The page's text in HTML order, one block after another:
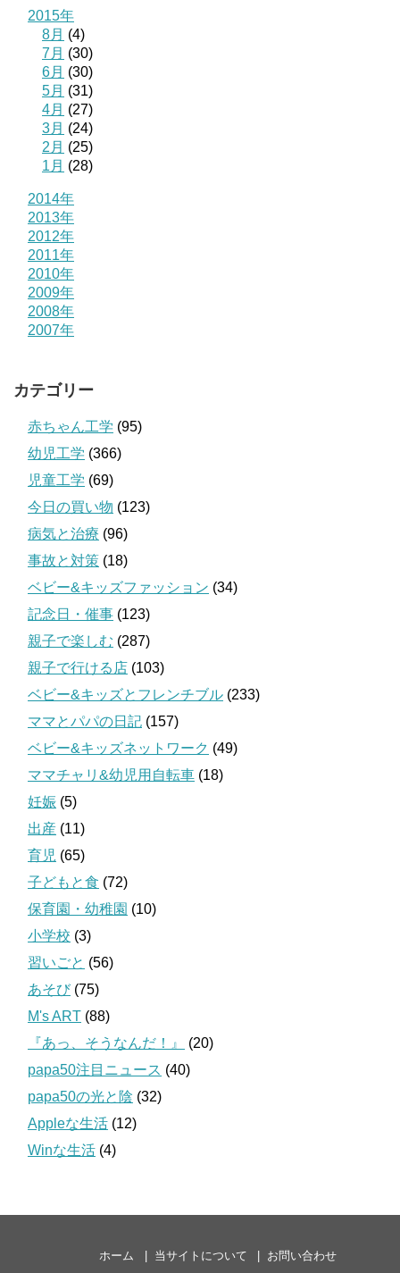
2015年
8月 (4)
7月 (30)
6月 (30)
5月 (31)
4月 (27)
3月 (24)
2月 (25)
1月 (28)
2014年
2013年
2012年
2011年
2010年
2009年
2008年
2007年
カテゴリー
赤ちゃん工学 (95)
幼児工学 (366)
児童工学 (69)
今日の買い物 (123)
病気と治療 (96)
事故と対策 (18)
ベビー&キッズファッション (34)
記念日・催事 (123)
親子で楽しむ (287)
親子で行ける店 (103)
ベビー&キッズとフレンチブル (233)
ママとパパの日記 (157)
ベビー&キッズネットワーク (49)
ママチャリ&幼児用自転車 (18)
妊娠 (5)
出産 (11)
育児 (65)
子どもと食 (72)
保育園・幼稚園 (10)
小学校 (3)
習いごと (56)
あそび(75)
M's ART (88)
『あっ、そうなんだ！』
(20)
papa50注目ニュース (40)
papa50の光と陰 (32)
Appleな生活 (12)
Winな生活 (4)
ホーム 当サイトについて お問い合わせ